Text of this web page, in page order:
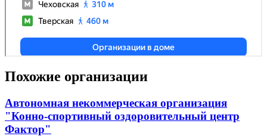
Похожие организации
Автономная некоммерческая организация
"Конно-спортивный оздоровительный центр
Фактор"